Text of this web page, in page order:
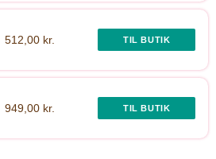
512,00 kr. TIL BUTIK
949,00 kr. TIL BUTIK